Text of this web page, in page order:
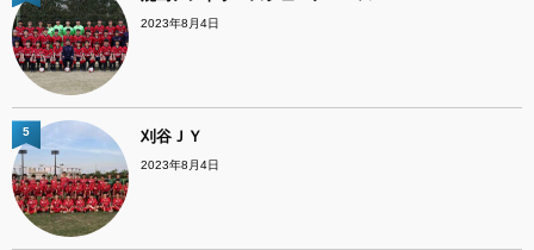
2023年8月4日
刈谷ＪＹ
2023年8月4日
5